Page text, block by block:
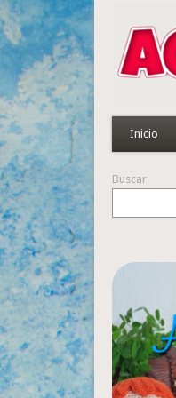
Inicio
Buscar